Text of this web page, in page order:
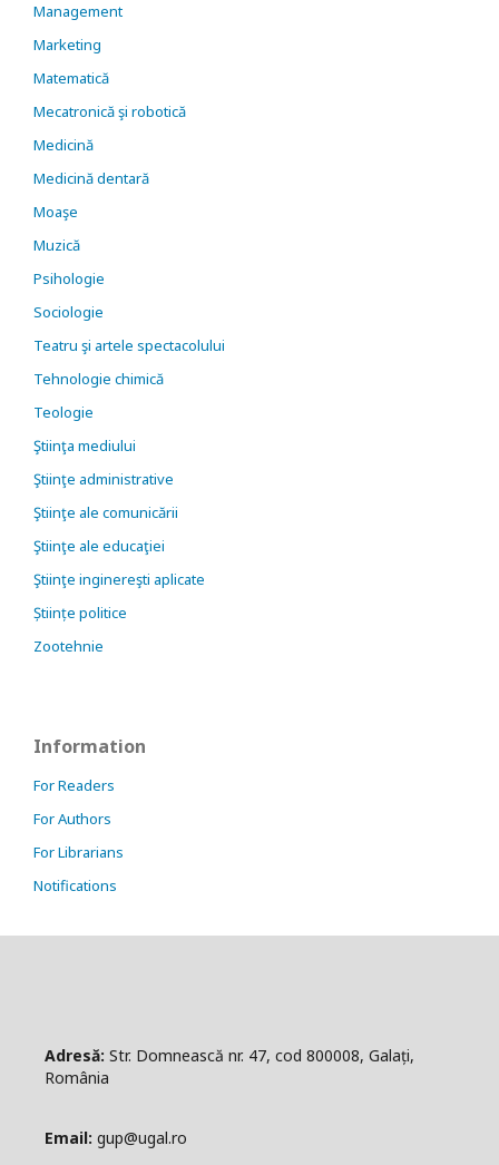
Management
Marketing
Matematică
Mecatronică şi robotică
Medicină
Medicină dentară
Moaşe
Muzică
Psihologie
Sociologie
Teatru şi artele spectacolului
Tehnologie chimică
Teologie
Ştiinţa mediului
Ştiinţe administrative
Ştiinţe ale comunicării
Ştiinţe ale educaţiei
Ştiinţe inginereşti aplicate
Științe politice
Zootehnie
Information
For Readers
For Authors
For Librarians
Notifications
Adresă: Str. Domnească nr. 47, cod 800008, Galați,
România
Email: gup@ugal.ro